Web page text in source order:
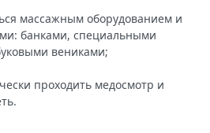
массажным оборудованием и
банками, специальными
вениками;
проходить медосмотр и